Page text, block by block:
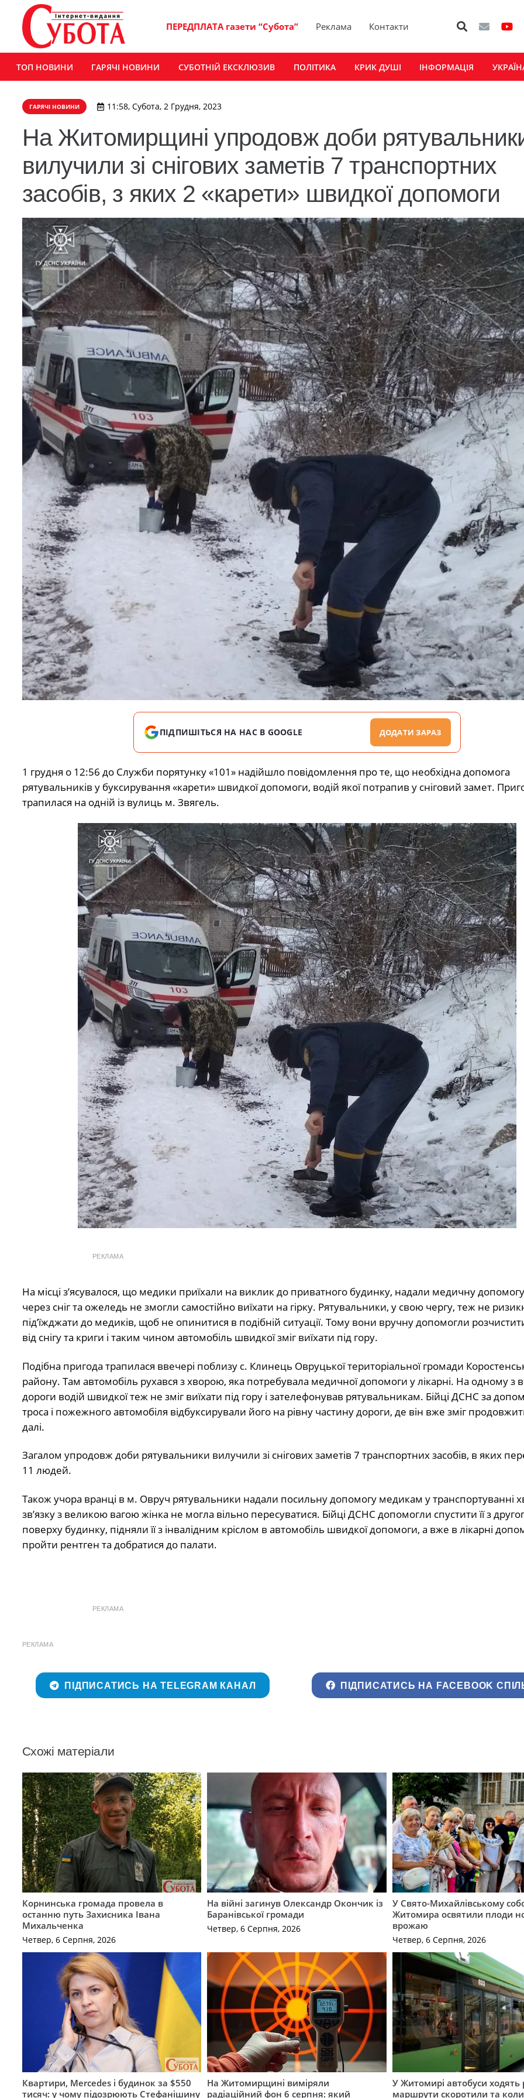
ПЕРЕДПЛАТА газети “Субота” Реклама Контакти
ТОП НОВИНИ ГАРЯЧІ НОВИНИ СУБОТНІЙ ЕКСКЛЮЗИВ ПОЛІТИКА КРИК ДУШІ ІНФОРМАЦІЯ
ГАРЯЧІ НОВИНИ 11:58, Субота, 2 Грудня, 2023
На Житомирщині упродовж доби
вилучили зі снігових заметів 7 транспортних
засобів, з яких 2 «карети» швидкої допомоги
ПІДПИШІТЬСЯ НА НАС В GOOGLE ДОДАТИ ЗАРАЗ
1 грудня о 12:56 до Служби порятунку «101» надійшло повідомлення про те, що необхідна допомога
рятувальників у буксирування «карети» швидкої допомоги, водій якої потрапив у сніговий замет.
трапилася на одній із вулиць м. Звягель.
РЕКЛАМА
На місці з’ясувалося, що медики приїхали на виклик до приватного будинку, надали медичну
через сніг та ожеледь не змогли самостійно виїхати на гірку. Рятувальники, у свою чергу, теж не
під’їжджати до медиків, щоб не опинитися в подібній ситуації. Тому вони вручну допомогли
від снігу та криги і таким чином автомобіль швидкої зміг виїхати під гору.
Подібна пригода трапилася ввечері поблизу с. Клинець Овруцької територіальної громади
району. Там автомобіль рухався з хворою, яка потребувала медичної допомоги у лікарні. На одному з
дороги водій швидкої теж не зміг виїхати під гору і зателефонував рятувальникам. Бійці ДСНС за
троса і пожежного автомобіля відбуксирували його на рівну частину дороги, де він вже зміг
далі.
Загалом упродовж доби рятувальники вилучили зі снігових заметів 7 транспортних засобів, в яких
11 людей.
Також учора вранці в м. Овруч рятувальники надали посильну допомогу медикам у транспортуванні
зв’язку з великою вагою жінка не могла вільно пересуватися. Бійці ДСНС допомогли спустити її з
поверху будинку, підняли її з інвалідним кріслом в автомобіль швидкої допомоги, а вже в лікарні
пройти рентген та добратися до палати.
РЕКЛАМА
РЕКЛАМА
ПІДПИСАТИСЬ НА TELEGRAM КАНАЛ ПІДПИСАТИСЬ НА FACEBOOK
Схожі матеріали
Корнинська громада провела в
останню путь Захисника Івана
Михальченка
Четвер, 6 Серпня, 2026
На війні загинув Олександр Окончик із
Баранівської громади
Четвер, 6 Серпня, 2026
У Свято-Михайлівському
Житомира освятили плоди
врожаю
Четвер, 6 Серпня, 2026
Квартири, Mercedes і будинок за $550
тисяч: у чому підозрюють Стефанішину
На Житомирщині виміряли
радіаційний фон 6 серпня: який
У Житомирі автобуси ходять
маршрути скоротили та коли